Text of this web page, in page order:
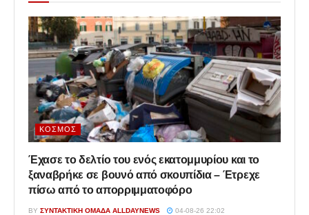
ΚΌΣΜΟΣ
Έχασε το δελτίο του ενός εκατομμυρίου και το
ξαναβρήκε σε βουνό από σκουπίδια – Έτρεχε
πίσω από το απορριμματοφόρο
BY ΣΥΝΤΑΚΤΙΚΉ ΟΜΆΔΑ ALLDAYNEWS 04-08-26 22:02